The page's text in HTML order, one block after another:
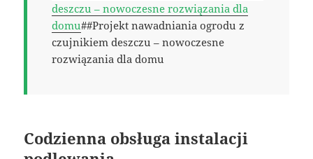
deszczu – nowoczesne rozwiązania dla
domu##Projekt nawadniania ogrodu z
czujnikiem deszczu – nowoczesne
rozwiązania dla domu
Codzienna obsługa instalacji